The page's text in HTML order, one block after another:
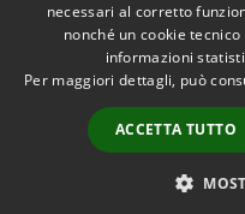
Accessibilità
necessari al corretto
nonché un cookie
informazioni
Per maggiori dettagli, può
ACCETTA TUTTO